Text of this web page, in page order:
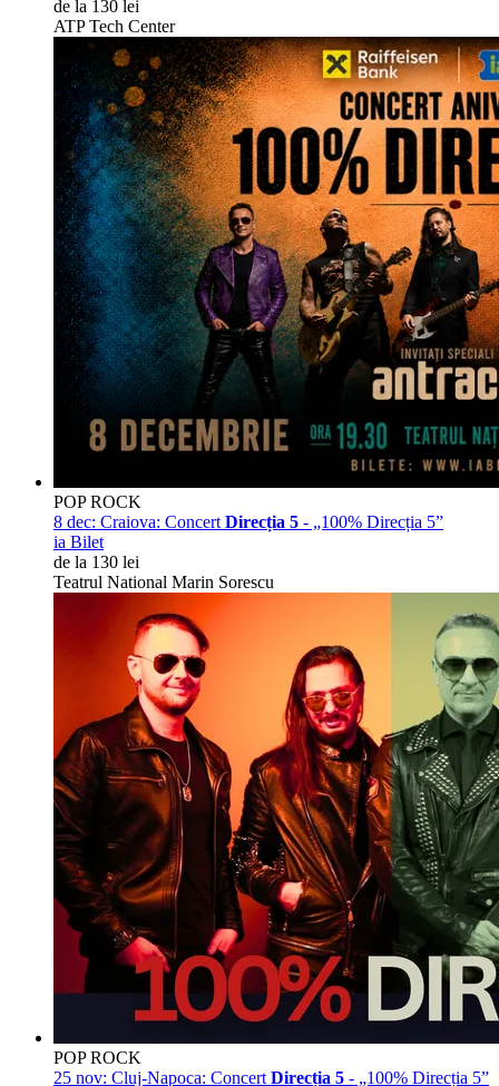
de la 130 lei
ATP Tech Center
POP ROCK
8 dec: Craiova: Concert Direcția 5 - „100% Direcția 5”
ia Bilet
de la 130 lei
Teatrul National Marin Sorescu
POP ROCK
25 nov: Cluj-Napoca: Concert Direcția 5 - „100% Direcția 5”